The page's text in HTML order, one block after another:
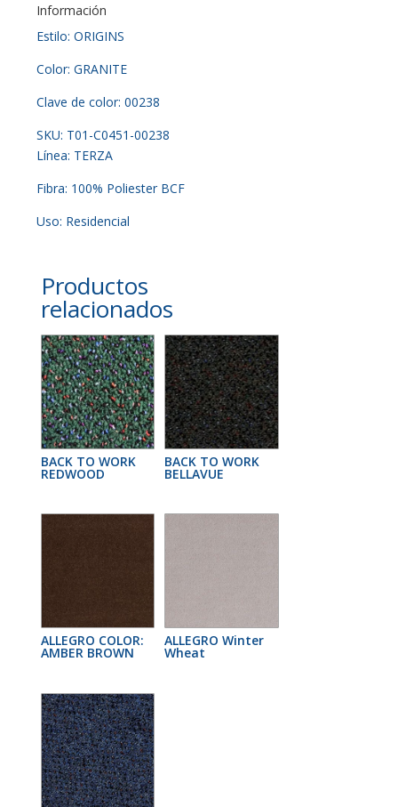
Información
Estilo: ORIGINS
Color: GRANITE
Clave de color: 00238
SKU: T01-C0451-00238
Línea: TERZA
Fibra: 100% Poliester BCF
Uso: Residencial
Productos
relacionados
BACK TO WORK
REDWOOD
BACK TO WORK
BELLAVUE
ALLEGRO COLOR:
AMBER BROWN
ALLEGRO Winter
Wheat